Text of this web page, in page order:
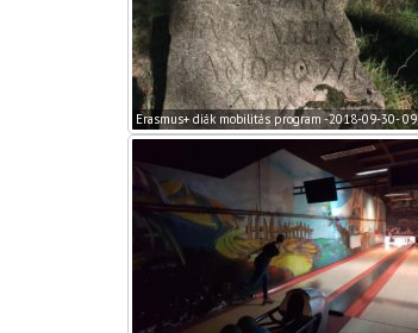
Erasmus+ diák mobilitás program -2018-09-30- 09